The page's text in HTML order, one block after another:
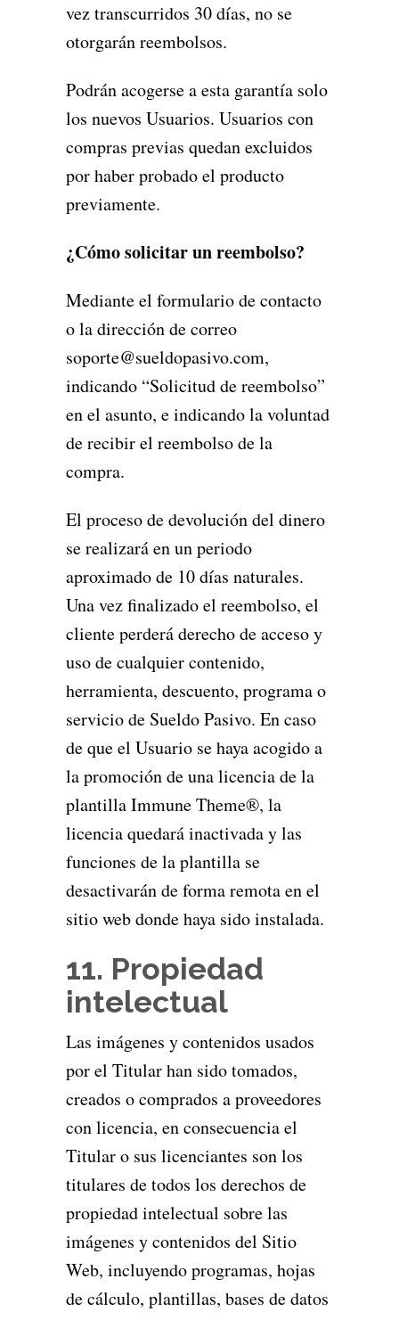
vez transcurridos 30 días, no se
otorgarán reembolsos.
Podrán acogerse a esta garantía solo
los nuevos Usuarios. Usuarios con
compras previas quedan excluidos
por haber probado el producto
previamente.
¿Cómo solicitar un reembolso?
Mediante el formulario de contacto
o la dirección de correo
soporte@sueldopasivo.com,
indicando “Solicitud de reembolso”
en el asunto, e indicando la voluntad
de recibir el reembolso de la
compra.
El proceso de devolución del dinero
se realizará en un periodo
aproximado de 10 días naturales.
Una vez finalizado el reembolso, el
cliente perderá derecho de acceso y
uso de cualquier contenido,
herramienta, descuento, programa o
servicio de Sueldo Pasivo. En caso
de que el Usuario se haya acogido a
la promoción de una licencia de la
plantilla Immune Theme®, la
licencia quedará inactivada y las
funciones de la plantilla se
desactivarán de forma remota en el
sitio web donde haya sido instalada.
11. Propiedad
intelectual
Las imágenes y contenidos usados
por el Titular han sido tomados,
creados o comprados a proveedores
con licencia, en consecuencia el
Titular o sus licenciantes son los
titulares de todos los derechos de
propiedad intelectual sobre las
imágenes y contenidos del Sitio
Web, incluyendo programas, hojas
de cálculo, plantillas, bases de datos